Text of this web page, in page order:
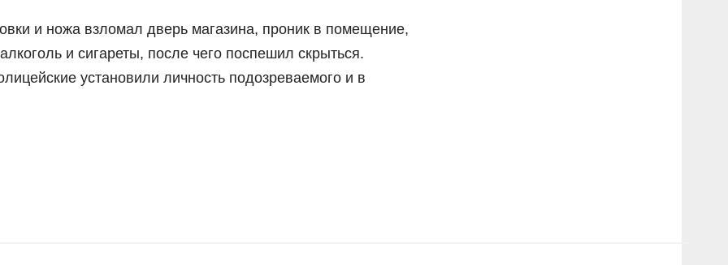
и ножа взломал дверь магазина, проник в помещение,
и сигареты, после чего поспешил скрыться.
установили личность подозреваемого и в